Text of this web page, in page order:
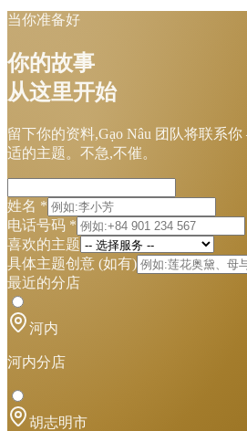
当你准备好
你的故事
从这里开始
留下你的资料,Gạo Nâu 团队将联系
适的主题。不急,不催。
姓名 *
电话号码 *
喜欢的主题
具体主题创意 (如有)
最近的分店
河内
河内分店
胡志明市